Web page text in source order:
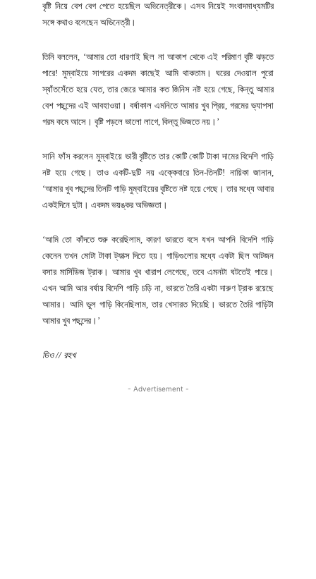
বৃষ্টি নিয়ে বেশ বেগ পেতে হয়েছিল অভিনেত্রীকে। এসব নিয়েই সংবাদমাধ্যমটির
সঙ্গে কথাও বলেছেন অভিনেত্রী।
তিনি বললেন, ‘আমার তো ধারণাই ছিল না আকাশ থেকে এই পরিমাণ বৃষ্টি ঝড়তে
পারে! মুম্বাইয়ে সাগরের একদম কাছেই আমি থাকতাম। ঘরের দেওয়াল পুরো
স্যাঁতসেঁতে হয়ে যেত, তার জেরে আমার কত জিনিস নষ্ট হয়ে গেছে, কিন্তু আমার
বেশ পছন্দের এই আবহাওয়া। বর্ষাকাল এমনিতে আমার খুব প্রিয়, গরমের ভ্যাপসা
গরম কমে আসে। বৃষ্টি পড়লে ভালো লাগে, কিন্তু ভিজতে নয়।’
সানি ফাঁস করলেন মুম্বাইয়ে ভারী বৃষ্টিতে তার কোটি কোটি টাকা দামের বিদেশি গাড়ি
নষ্ট হয়ে গেছে। তাও একটি-দুটি নয় এক্কেবারে তিন-তিনটি! নায়িকা জানান,
‘আমার খুব পছন্দের তিনটি গাড়ি মুম্বাইয়ের বৃষ্টিতে নষ্ট হয়ে গেছে। তার মধ্যে আবার
একইদিনে দুটা। একদম ভয়ঙ্কর অভিজ্ঞতা।
‘আমি তো কাঁদতে শুরু করেছিলাম, কারণ ভারতে বসে যখন আপনি বিদেশি গাড়ি
কেনেন তখন মোটা টাকা ট্যাক্স দিতে হয়। গাড়িগুলোর মধ্যে একটা ছিল আটজন
বসার মার্সিডিজ ট্রাক। আমার খুব খারাপ লেগেছে, তবে এমনটা ঘটতেই পারে।
এখন আমি আর বর্ষায় বিদেশি গাড়ি চড়ি না, ভারতে তৈরি একটা দারুণ ট্রাক রয়েছে
আমার। আমি ভুল গাড়ি কিনেছিলাম, তার খেসারত দিয়েছি। ভারতে তৈরি গাড়িটা
আমার খুব পছন্দের।’
ডিও // রহখ
- Advertisement -